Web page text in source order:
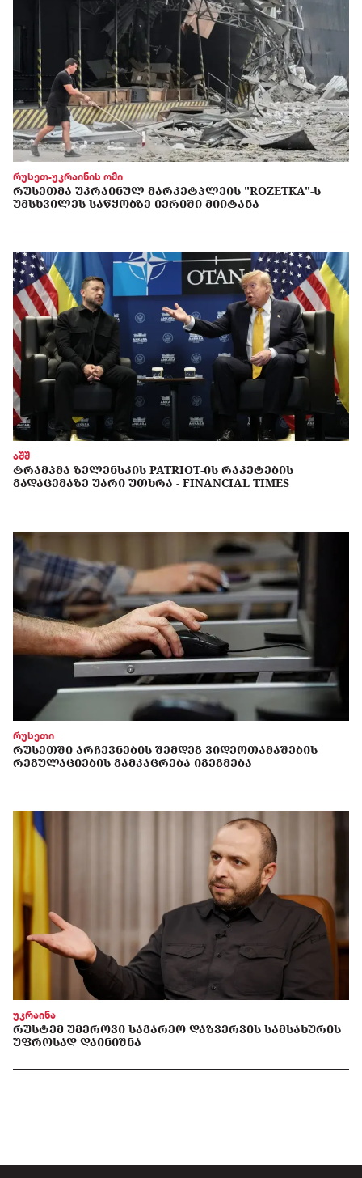
რუსეთ-უკრაინის ომი
ᲠᲣᲡᲔᲗᲛᲐ ᲣᲙᲠᲐᲘᲜᲣᲚ ᲛᲐᲠᲙᲔᲢᲞᲚᲔᲘᲡ "ROZETKA"-Ს
ᲣᲛᲡᲮᲕᲘᲚᲔᲡ ᲡᲐᲬᲧᲝᲑᲖᲔ ᲘᲔᲠᲘᲨᲘ ᲛᲘᲘᲢᲐᲜᲐ
აშშ
ᲢᲠᲐᲛᲞᲛᲐ ᲖᲔᲚᲔᲜᲡᲙᲘᲡ PATRIOT-ᲘᲡ ᲠᲐᲙᲔᲢᲔᲑᲘᲡ
ᲒᲐᲓᲐᲪᲔᲛᲐᲖᲔ ᲣᲐᲠᲘ ᲣᲗᲮᲠᲐ - FINANCIAL TIMES
რუსეთი
ᲠᲣᲡᲔᲗᲨᲘ ᲐᲠᲩᲔᲕᲜᲔᲑᲘᲡ ᲨᲔᲛᲓᲔᲒ ᲕᲘᲓᲔᲝᲗᲐᲛᲐᲨᲔᲑᲘᲡ
ᲠᲔᲒᲣᲚᲐᲪᲘᲔᲑᲘᲡ ᲒᲐᲛᲙᲐᲪᲠᲔᲑᲐ ᲘᲒᲔᲒᲛᲔᲑᲐ
უკრაინა
ᲠᲣᲡᲢᲔᲛ ᲣᲛᲔᲠᲝᲕᲘ ᲡᲐᲒᲐᲠᲔᲝ ᲓᲐᲖᲕᲔᲠᲕᲘᲡ ᲡᲐᲛᲡᲐᲮᲣᲠᲘᲡ
ᲣᲤᲠᲝᲡᲐᲓ ᲓᲐᲘᲜᲘᲨᲜᲐ